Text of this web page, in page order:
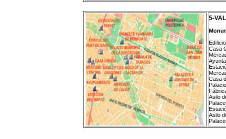
5-
Casa
Casa
Asilo
Asilo